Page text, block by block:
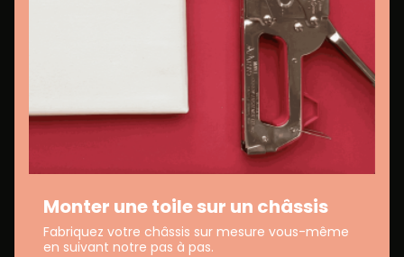
Monter une toile sur un châssis
Fabriquez votre châssis sur mesure vous-même
en suivant notre pas à pas.